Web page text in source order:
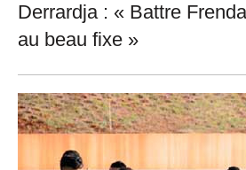
Derrardja : « Battre
au beau fixe »